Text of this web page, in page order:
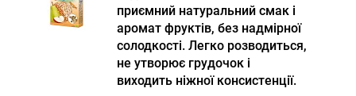
приємний натуральний смак і
аромат фруктів, без надмірної
солодкості. Легко розводиться,
не утворює грудочок і
виходить ніжної консистенції.